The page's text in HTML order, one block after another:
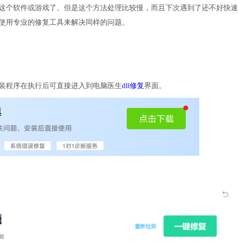
软件或游戏了。但是这个方法处理比较慢，而且下次遇到了还不好快速
专业的修复工具来解决同样的问题。
程序在执行后可直接进入到电脑医生dll修复界面。